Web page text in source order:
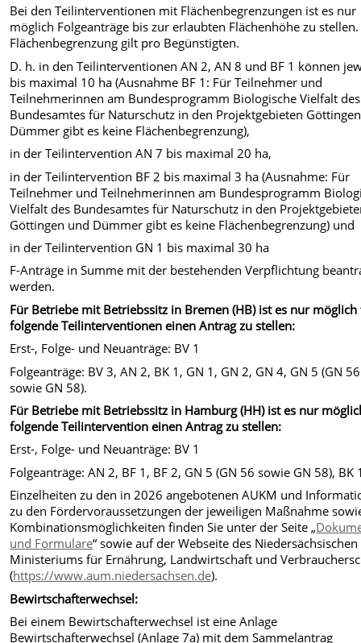
Bei den Teilinterventionen mit Flächenbegrenzungen ist es nur
möglich Folgeanträge bis zur erlaubten Flächenhöhe zu
Flächenbegrenzung gilt pro Begünstigten.
D. h. in den Teilinterventionen AN 2, AN 8 und BF 1 können
bis maximal 10 ha (Ausnahme BF 1: Für Teilnehmer und
Teilnehmerinnen am Bundesprogramm Biologische Vielfalt des
Bundesamtes für Naturschutz in den Projektgebieten
Dümmer gibt es keine Flächenbegrenzung),
in der Teilintervention AN 7 bis maximal 20 ha,
in der Teilintervention BF 2 bis maximal 3 ha (Ausnahme: Für
Teilnehmer und Teilnehmerinnen am Bundesprogramm
Vielfalt des Bundesamtes für Naturschutz in den
Göttingen und Dümmer gibt es keine Flächenbegrenzung) und
in der Teilintervention GN 1 bis maximal 30 ha
F-Anträge in Summe mit der bestehenden Verpflichtung
werden.
Für Betriebe mit Betriebssitz in Bremen (HB) ist es nur
folgende Teilinterventionen einen Antrag zu stellen:
Erst-, Folge- und Neuanträge: BV 1
Folgeanträge: BV 3, AN 2, BK 1, GN 1, GN 2, GN 4, GN 5 (GN 56
sowie GN 58).
Für Betriebe mit Betriebssitz in Hamburg (HH) ist es nur
folgende Teilintervention einen Antrag zu stellen:
Erst-, Folge- und Neuanträge: BV 1
Folgeanträge: AN 2, BF 1, BF 2, GN 5 (GN 56 sowie GN 58), BK
Einzelheiten zu den in 2026 angebotenen AUKM und
zu den Fördervoraussetzungen der jeweiligen Maßnahme
Kombinationsmöglichkeiten finden Sie unter der Seite „
und Formulare“ sowie auf der Webseite des Niedersächsischen
Ministeriums für Ernährung, Landwirtschaft und
(https://www.aum.niedersachsen.de).
Bewirtschafterwechsel:
Bei einem Bewirtschafterwechsel ist eine Anlage
Bewirtschafterwechsel (Anlage 7a) mit dem Sammelantrag